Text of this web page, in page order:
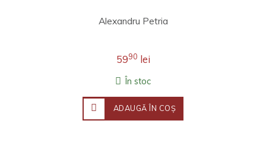
Alexandru Petria
5990 lei
În stoc
ADAUGĂ ÎN COŞ